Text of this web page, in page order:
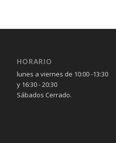
HORARIO
lunes a viernes de 10:00 -13:30
y 16:30 - 20:30
Sábados Cerrado.